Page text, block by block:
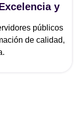
y
públicos
de calidad,